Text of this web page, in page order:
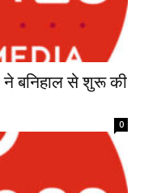
ने बनिहाल से शुरू की
0